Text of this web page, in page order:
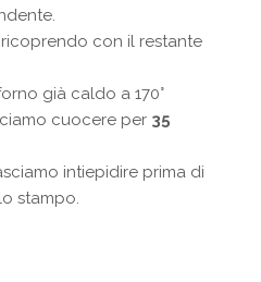
con il restante
già caldo a 170°
cuocere per 35
intiepidire prima di
stampo.